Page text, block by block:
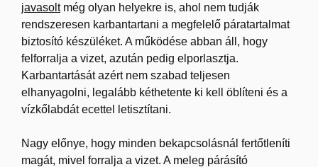
javasoltmég olyan helyekre is, ahol nem tudják
rendszeresen karbantartani a megfelelő páratartalmat
biztosító készüléket. A működése abban áll, hogy
felforralja a vizet, azután pedig elporlasztja.
Karbantartását azért nem szabad teljesen
elhanyagolni, legalább kéthetente ki kell öblíteni és a
vízkőlabdát ecettel letisztítani.
Nagy előnye, hogy minden bekapcsolásnál fertőtleníti
magát, mivel forralja a vizet. A meleg párásító